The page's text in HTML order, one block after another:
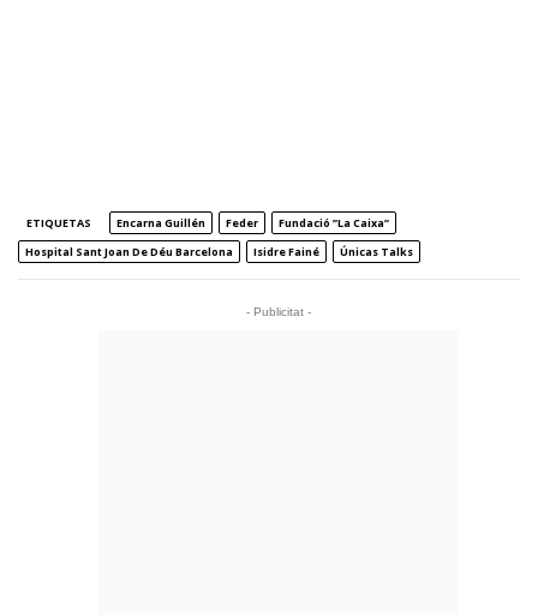
ETIQUETAS Encarna Guillén Feder
Fundació ”la Caixa”
Hospital Sant Joan De Déu Barcelona
Isidre Fainé Únicas Talks
- Publicitat -